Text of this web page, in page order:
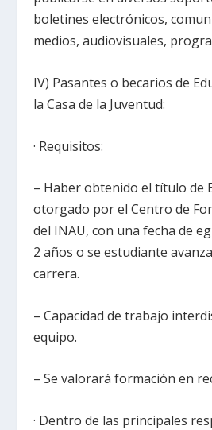
boletines electrónicos,
medios, audiovisuales,
IV) Pasantes o becarios de
la Casa de la Juventud:
· Requisitos:
– Haber obtenido el título de
otorgado por el Centro de
del INAU, con una fecha de
2 años o se estudiante
carrera.
– Capacidad de trabajo
equipo.
– Se valorará formación en
· Dentro de las principales